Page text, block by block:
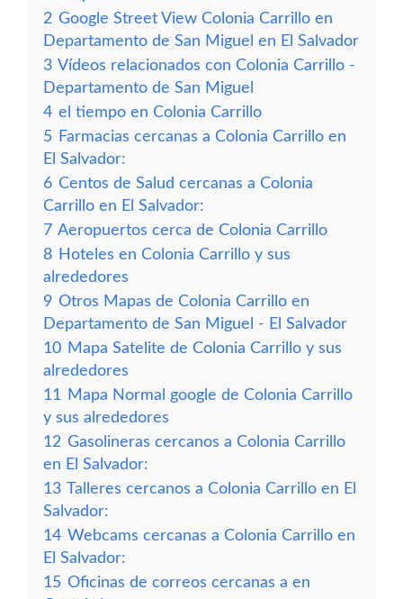
2 Google Street View Colonia Carrillo en
Departamento de San Miguel en El Salvador
3 Vídeos relacionados con Colonia Carrillo -
Departamento de San Miguel
4 el tiempo en Colonia Carrillo
5 Farmacias cercanas a Colonia Carrillo en
El Salvador:
6 Centos de Salud cercanas a Colonia
Carrillo en El Salvador:
7 Aeropuertos cerca de Colonia Carrillo
8 Hoteles en Colonia Carrillo y sus
alrededores
9 Otros Mapas de Colonia Carrillo en
Departamento de San Miguel - El Salvador
10 Mapa Satelite de Colonia Carrillo y sus
alrededores
11
Mapa Normal google de Colonia Carrillo
y sus alrededores
12 Gasolineras cercanos a Colonia Carrillo
en El Salvador:
13 Talleres cercanos a Colonia Carrillo en El
Salvador:
14 Webcams cercanas a Colonia Carrillo en
El Salvador:
15 Oficinas de correos cercanas a en